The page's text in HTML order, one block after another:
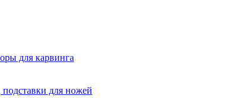
для карвинга
для ножей